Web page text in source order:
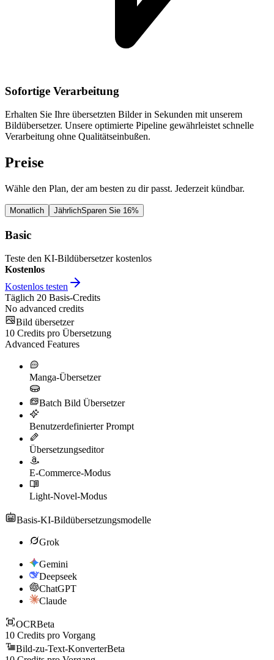
Sofortige Verarbeitung
Erhalten Sie Ihre übersetzten Bilder in Sekunden mit unserem
Bildübersetzer. Unsere optimierte Pipeline gewährleistet schnelle
Verarbeitung ohne Qualitätseinbußen.
Preise
Wähle den Plan, der am besten zu dir passt. Jederzeit kündbar.
Monatlich JährlichSparen Sie 16%
Basic
Teste den KI-Bildübersetzer kostenlos
Kostenlos
Kostenlos testen
Täglich 20 Basis-Credits
No advanced credits
Bild übersetzer
10 Credits pro Übersetzung
Advanced Features
Manga-Übersetzer
Batch Bild Übersetzer
Benutzerdefinierter Prompt
Übersetzungseditor
E-Commerce-Modus
Light-Novel-Modus
Basis-KI-Bildübersetzungsmodelle
Grok
Gemini
Deepseek
ChatGPT
Claude
OCRBeta
10 Credits pro Vorgang
Bild-zu-Text-KonverterBeta